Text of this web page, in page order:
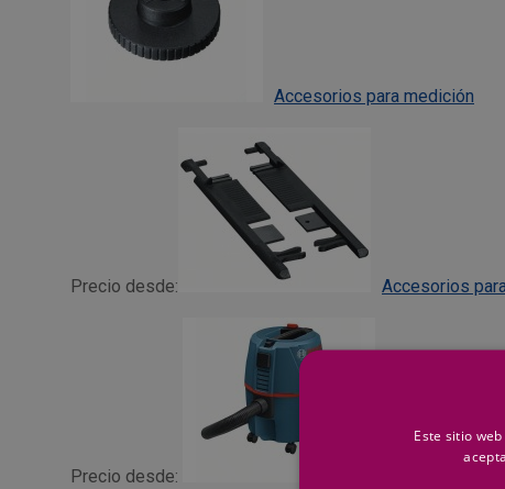
Accesorios para medición
Precio desde: Accesorios
Precio desde:
Este sitio